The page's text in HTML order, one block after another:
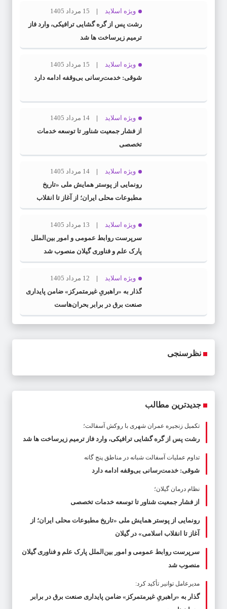
ویژه اسلاید
15 مرداد 1405
رشت پس از گره گشایی ترافیکی، وارد فاز
ترمیم زیرساخت ها شد
ویژه اسلاید
15 مرداد 1405
شوقی: خدمت‌رسانی بی‌وقفه ادامه دارد
ویژه اسلاید
14 مرداد 1405
از فشار جمعیت شناور تا توسعه خدمات
تخصصی
ویژه اسلاید
14 مرداد 1405
رونمایی از پوستر همایش ملی «تاریخ
مطبوعات محلی ایران؛ از آغاز تا انقلاب
اسلامی» در گیلان
ویژه اسلاید
13 مرداد 1405
سرپرست روابط عمومی و امور بین‌الملل
پارک علم و فناوری گیلان منصوب شد
ویژه اسلاید
12 مرداد 1405
گذار به «راهبریِ غیرمتمرکز» ضامن پایداری
صنعت برق در برابر بحران‌هاست
نظرسنجی
جدیدترین مطالب
تکمیل زنجیره عمران شهری با روکش آسفالت؛
رشت پس از گره گشایی ترافیکی، وارد فاز ترمیم زیرساخت ها شد
تداوم عملیات آسفالت‌ شبانه در مناطق پنج گانه
شوقی: خدمت‌رسانی بی‌وقفه ادامه دارد
نظام درمان گیلان؛
از فشار جمعیت شناور تا توسعه خدمات تخصصی
رونمایی از پوستر همایش ملی «تاریخ مطبوعات محلی ایران؛ از
آغاز تا انقلاب اسلامی» در گیلان
سرپرست روابط عمومی و امور بین‌الملل پارک علم و فناوری گیلان
منصوب شد
مدیرعامل توانیر تأکید کرد:
گذار به «راهبریِ غیرمتمرکز» ضامن پایداری صنعت برق در برابر